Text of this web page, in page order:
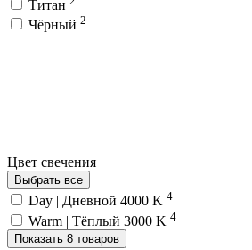
Титан
Чёрный 2
Цвет свечения
Выбрать все
Day | Дневной 4000 K 4
Warm | Тёплый 3000 K 4
Показать 8 товаров